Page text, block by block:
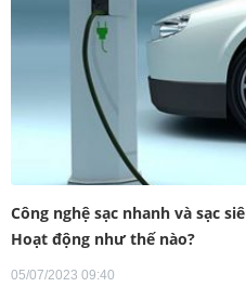
Công nghệ sạc nhanh và sạc
Hoạt động như thế nào?
05/07/2023 09:40